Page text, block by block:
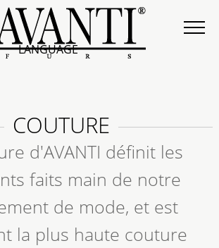
LANGUAGE
COUTURE
d'AVANTI définit les
faits main de notre
de mode, et est
la plus haute couture